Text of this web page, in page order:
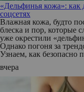
«Дельфинья кожа»: как
соцсетях
Влажная кожа, будто
блеска и пор, которые
уже окрестили
Однако погоня за
Узнаем, как безопасно
вчера